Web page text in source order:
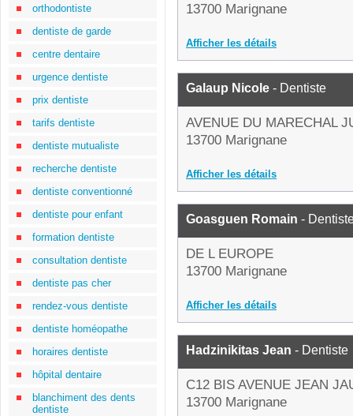
orthodontiste
dentiste de garde
centre dentaire
urgence dentiste
prix dentiste
tarifs dentiste
dentiste mutualiste
recherche dentiste
dentiste conventionné
dentiste pour enfant
formation dentiste
consultation dentiste
dentiste pas cher
rendez-vous dentiste
dentiste homéopathe
horaires dentiste
hôpital dentaire
blanchiment des dents
dentiste
13700 Marignane
Afficher les détails
Galaup Nicole - Dentiste
AVENUE DU MARECHAL
13700 Marignane
Afficher les détails
Goasguen Romain -
DE L EUROPE
13700 Marignane
Afficher les détails
Hadzinikitas Jean - Dentiste
C12 BIS AVENUE JEAN
13700 Marignane